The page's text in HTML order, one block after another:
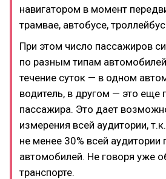
навигатором в момент
трамвае, автобусе,
При этом число пассажиров
по разным типам
течение суток — в одном
водитель, в другом — это еще
пассажира. Это дает
измерения всей аудитории,
не менее 30% всей аудитории
автомобилей. Не говоря уже
транспорте.